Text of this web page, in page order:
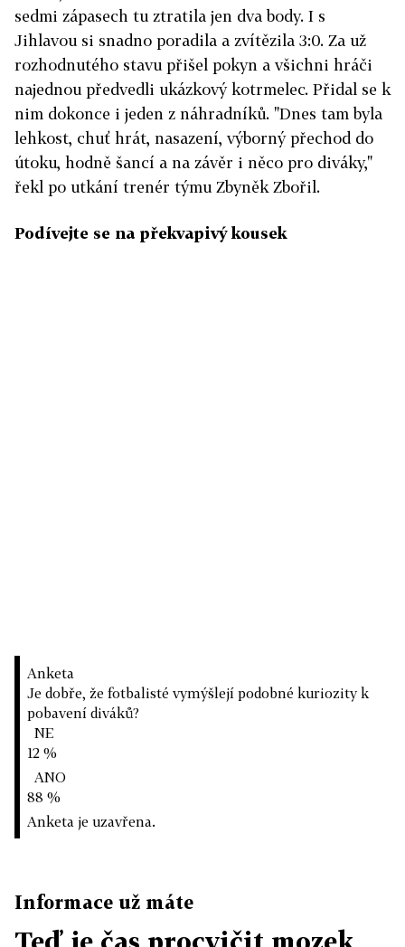
sedmi zápasech tu ztratila jen dva body. I s
Jihlavou si snadno poradila a zvítězila 3:0. Za už
rozhodnutého stavu přišel pokyn a všichni hráči
najednou předvedli ukázkový kotrmelec. Přidal se k
nim dokonce i jeden z náhradníků. "Dnes tam byla
lehkost, chuť hrát, nasazení, výborný přechod do
útoku, hodně šancí a na závěr i něco pro diváky,"
řekl po utkání trenér týmu Zbyněk Zbořil.
Podívejte se na překvapivý kousek
Anketa
Je dobře, že fotbalisté vymýšlejí podobné kuriozity k
pobavení diváků?
NE
12 %
ANO
88 %
Anketa je uzavřena.
Informace už máte